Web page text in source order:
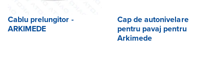
Cablu prelungitor -
ARKIMEDE
Cap de autonivelare
pentru pavaj pentru
Arkimede